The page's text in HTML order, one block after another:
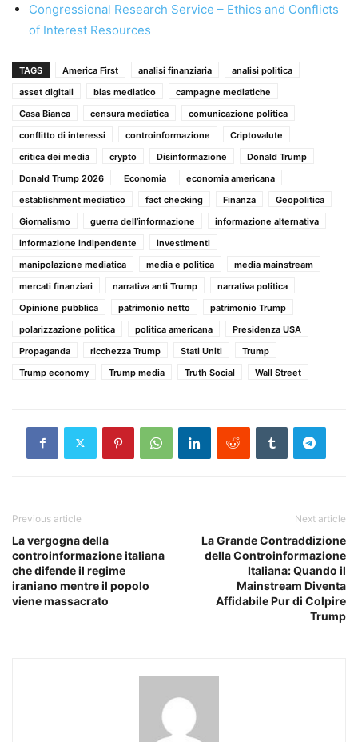
Congressional Research Service – Ethics and Conflicts
of Interest Resources
TAGS America First analisi finanziaria
analisi politica
asset digitali
bias mediatico
campagne mediatiche
Casa Bianca
censura mediatica
comunicazione politica
conflitto di interessi
controinformazione
Criptovalute
critica dei media
crypto Disinformazione
Donald Trump
Donald Trump 2026
Economia
economia americana
establishment mediatico
fact checking Finanza
Geopolitica
Giornalismo
guerra dell’informazione
informazione alternativa
informazione indipendente
investimenti
manipolazione mediatica
media e politica
media mainstream
mercati finanziari
narrativa anti Trump
narrativa politica
Opinione pubblica
patrimonio netto
patrimonio Trump
polarizzazione politica
politica americana
Presidenza USA
Propaganda
ricchezza Trump Stati Uniti
Trump
Trump economy
Trump media Truth Social Wall Street
Previous article
La vergogna della
controinformazione italiana
che difende il regime
iraniano mentre il popolo
viene massacrato
Next article
La Grande Contraddizione
della Controinformazione
Italiana: Quando il
Mainstream Diventa
Affidabile Pur di Colpire
Trump